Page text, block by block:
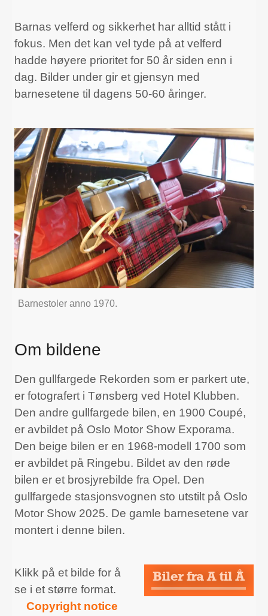
Barnas velferd og sikkerhet har alltid stått i
fokus. Men det kan vel tyde på at velferd
hadde høyere prioritet for 50 år siden enn i
dag. Bilder under gir et gjensyn med
barnesetene til dagens 50-60 åringer.
Barnestoler anno 1970.
Om bildene
Den gullfargede Rekorden som er parkert ute,
er fotografert i Tønsberg ved Hotel Klubben.
Den andre gullfargede bilen, en 1900 Coupé,
er avbildet på Oslo Motor Show Exporama.
Den beige bilen er en 1968-modell 1700 som
er avbildet på Ringebu. Bildet av den røde
bilen er et brosjyrebilde fra Opel. Den
gullfargede stasjonsvognen sto utstilt på Oslo
Motor Show 2025. De gamle barnesetene var
montert i denne bilen.
Klikk på et bilde for å
se i et større format.
Copyright notice